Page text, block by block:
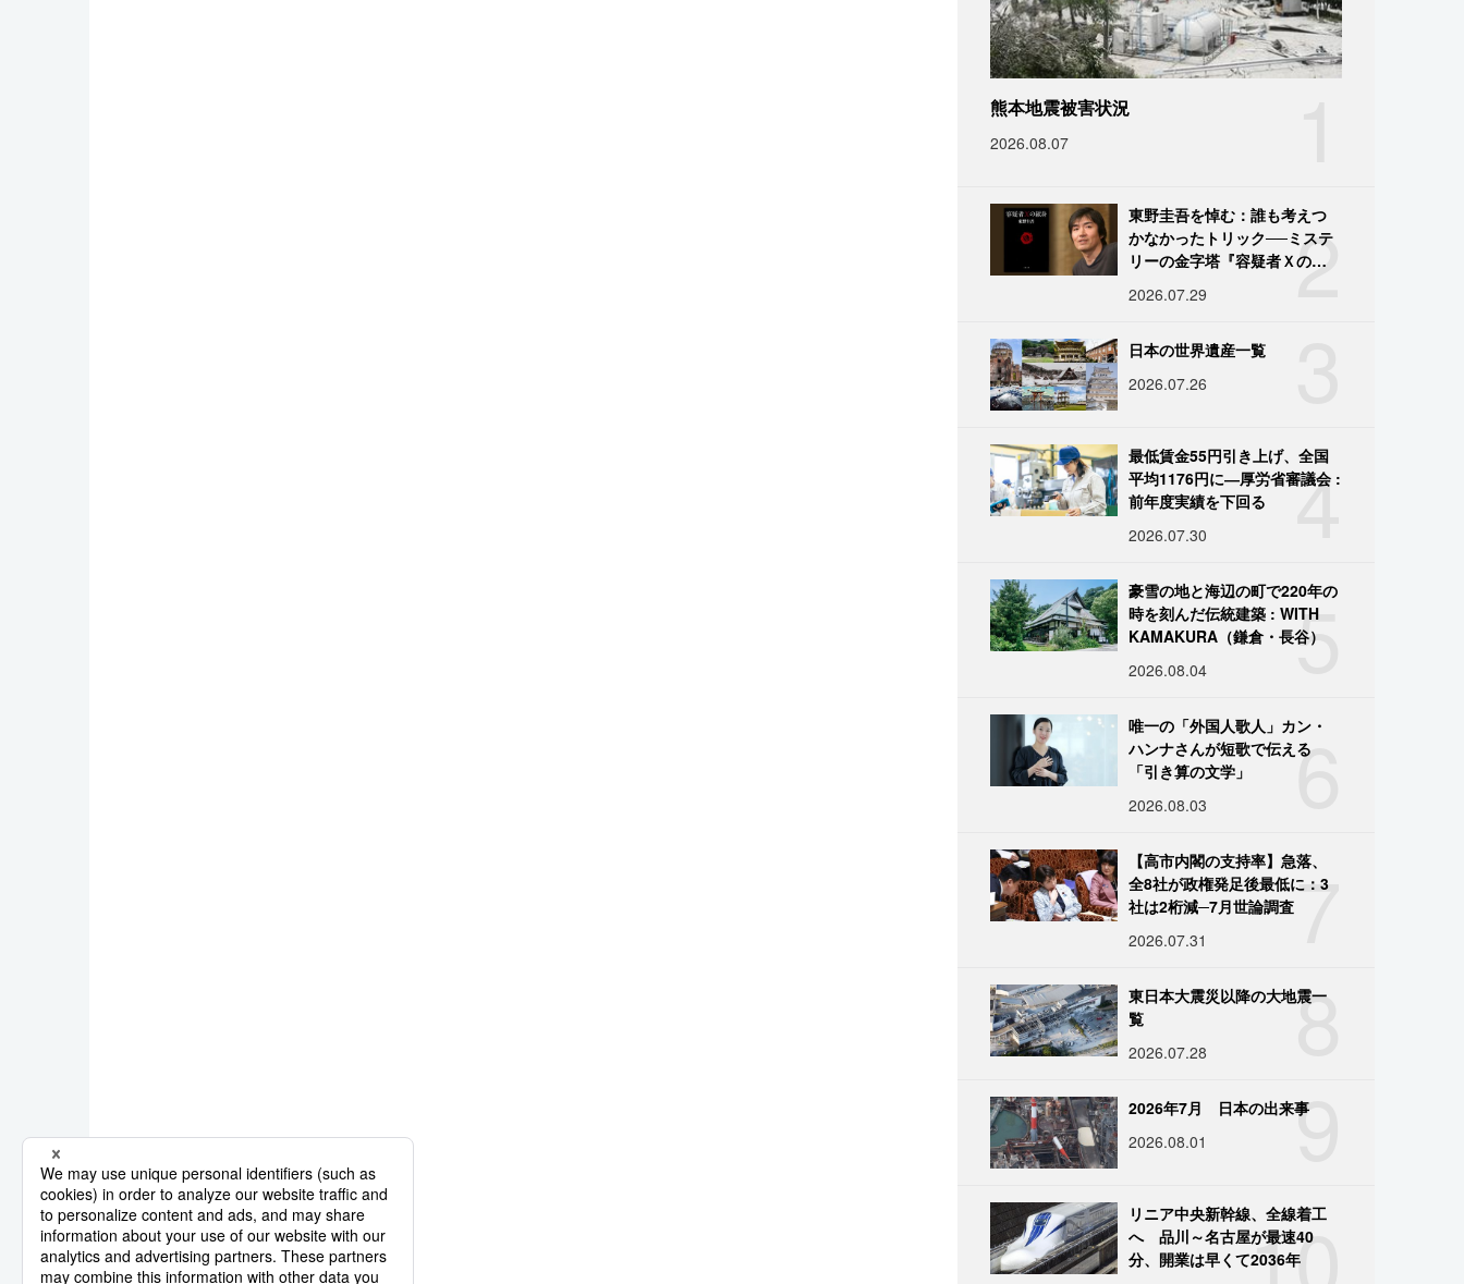
熊本地震被害状況
2026.08.07
2
東野圭吾を悼む：誰も考えつ
かなかったトリック──ミステ
リーの金字塔『容疑者Ｘの献
2026.07.29
日本の世界遺産一覧
2026.07.26
4
最低賃金55円引き上げ、全国
平均1176円に―厚労省審議会 :
前年度実績を下回る
2026.07.30
5
豪雪の地と海辺の町で220年の
時を刻んだ伝統建築 : WITH
KAMAKURA（鎌倉・長谷）
2026.08.04
6
唯一の「外国人歌人」カン・
ハンナさんが短歌で伝える
「引き算の文学」
2026.08.03
7
【高市内閣の支持率】急落、
全8社が政権発足後最低に：3
社は2桁減─7月世論調査
2026.07.31
8
東日本大震災以降の大地震一
覧
2026.07.28
9
2026年7月 日本の出来事
2026.08.01
10
リニア中央新幹線、全線着工
へ 品川～名古屋が最速40
分、開業は早くて2036年